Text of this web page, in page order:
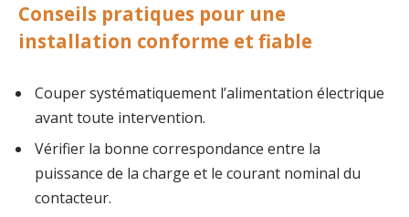
Conseils pratiques pour une
installation conforme et fiable
Couper systématiquement l’alimentation électrique
avant toute intervention.
Vérifier la bonne correspondance entre la
puissance de la charge et le courant nominal du
contacteur.